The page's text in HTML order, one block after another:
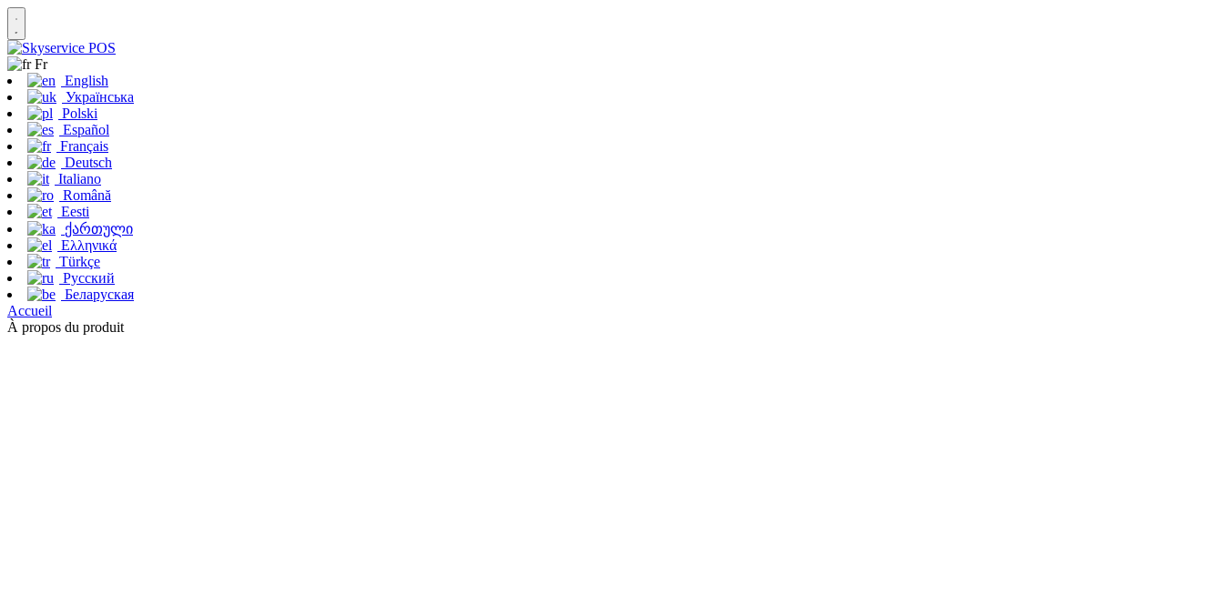
Fr
English
Українська
Polski
Español
Français
Deutsch
Italiano
Română
Eesti
ქართული
Ελληνικά
Türkçe
Русский
Беларуская
Accueil
À propos du produit